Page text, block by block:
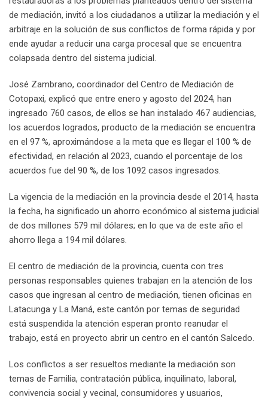
de mediación, invitó a los ciudadanos a utilizar la mediación y el
arbitraje en la solución de sus conflictos de forma rápida y por
ende ayudar a reducir una carga procesal que se encuentra
colapsada dentro del sistema judicial.
José Zambrano, coordinador del Centro de Mediación de
Cotopaxi, explicó que entre enero y agosto del 2024, han
ingresado 760 casos, de ellos se han instalado 467 audiencias,
los acuerdos logrados, producto de la mediación se encuentra
en el 97 %, aproximándose a la meta que es llegar el 100 % de
efectividad, en relación al 2023, cuando el porcentaje de los
acuerdos fue del 90 %, de los 1092 casos ingresados.
La vigencia de la mediación en la provincia desde el 2014, hasta
la fecha, ha significado un ahorro económico al sistema judicial
de dos millones 579 mil dólares; en lo que va de este año el
ahorro llega a 194 mil dólares.
El centro de mediación de la provincia, cuenta con tres
personas responsables quienes trabajan en la atención de los
casos que ingresan al centro de mediación, tienen oficinas en
Latacunga y La Maná, este cantón por temas de seguridad
está suspendida la atención esperan pronto reanudar el
trabajo, está en proyecto abrir un centro en el cantón Salcedo.
Los conflictos a ser resueltos mediante la mediación son
temas de Familia, contratación pública, inquilinato, laboral,
convivencia social y vecinal, consumidores y usuarios,